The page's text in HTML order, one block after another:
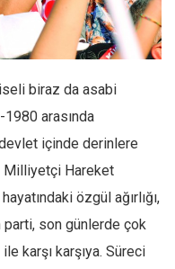
biraz da asabi
arasında
içinde derinlere
Milliyetçi Hareket
özgül ağırlığı,
parti, son günlerde çok
karşı karşıya. Süreci